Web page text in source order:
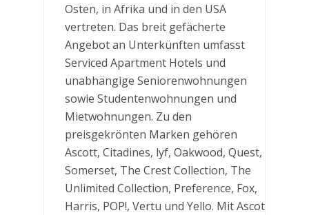
Osten, in Afrika und in den USA
vertreten. Das breit gefächerte
Angebot an Unterkünften umfasst
Serviced Apartment Hotels und
unabhängige Seniorenwohnungen
sowie Studentenwohnungen und
Mietwohnungen. Zu den
preisgekrönten Marken gehören
Ascott, Citadines, lyf, Oakwood, Quest,
Somerset, The Crest Collection, The
Unlimited Collection, Preference, Fox,
Harris, POP!, Vertu und Yello. Mit Ascott